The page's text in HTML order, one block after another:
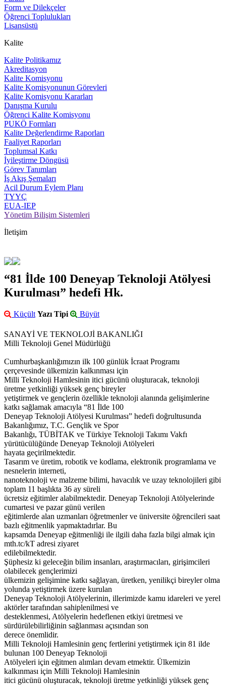
Form ve Dilekçeler
Öğrenci Toplulukları
Lisansüstü
Kalite
Kalite Politikamız
Akreditasyon
Kalite Komisyonu
Kalite Komisyonunun Görevleri
Kalite Komisyonu Kararları
Danışma Kurulu
Öğrenci Kalite Komisyonu
PUKÖ Formları
Kalite Değerlendirme Raporları
Faaliyet Raporları
Toplumsal Katkı
İyileştirme Döngüsü
Görev Tanımları
İş Akış Şemaları
Acil Durum Eylem Planı
TYYÇ
EUA-IEP
Yönetim Bilişim Sistemleri
İletişim
“81 İlde 100 Deneyap Teknoloji Atölyesi
Kurulması” hedefi Hk.
Küçült Yazı Tipi Büyüt
SANAYİ VE TEKNOLOJİ BAKANLIĞI
Milli Teknoloji Genel Müdürlüğü
Cumhurbaşkanlığımızın ilk 100 günlük İcraat Programı
çerçevesinde ülkemizin kalkınması için
Milli Teknoloji Hamlesinin itici gücünü oluşturacak, teknoloji
üretme yetkinliği yüksek genç bireyler
yetiştirmek ve gençlerin özellikle teknoloji alanında gelişimlerine
katkı sağlamak amacıyla “81 İlde 100
Deneyap Teknoloji Atölyesi Kurulması” hedefi doğrultusunda
Bakanlığımız, T.C. Gençlik ve Spor
Bakanlığı, TÜBİTAK ve Türkiye Teknoloji Takımı Vakfı
yürütücülüğünde Deneyap Teknoloji Atölyeleri
hayata geçirilmektedir.
Tasarım ve üretim, robotik ve kodlama, elektronik programlama ve
nesnelerin interneti,
nanoteknoloji ve malzeme bilimi, havacılık ve uzay teknolojileri gibi
toplam 11 başlıkta 36 ay süreli
ücretsiz eğitimler alabilmektedir. Deneyap Teknoloji Atölyelerinde
cumartesi ve pazar günü verilen
eğitimlerde alan uzmanları öğretmenler ve üniversite öğrencileri saat
bazlı eğitmenlik yapmaktadırlar. Bu
kapsamda Deneyap eğitmenliği ile ilgili daha fazla bilgi almak için
mth.tc/kT adresi ziyaret
edilebilmektedir.
Şüphesiz ki geleceğin bilim insanları, araştırmacıları, girişimcileri
olabilecek gençlerimizi
ülkemizin gelişimine katkı sağlayan, üretken, yenilikçi bireyler olma
yolunda yetiştirmek üzere kurulan
Deneyap Teknoloji Atölyelerinin, illerimizde kamu idareleri ve yerel
aktörler tarafından sahiplenilmesi ve
desteklenmesi, Atölyelerin hedeflenen etkiyi üretmesi ve
sürdürülebilirliğinin sağlanması açısından son
derece önemlidir.
Milli Teknoloji Hamlesinin genç fertlerini yetiştirmek için 81 ilde
bulunan 100 Deneyap Teknoloji
Atölyeleri için eğitmen alımları devam etmektir. Ülkemizin
kalkınması için Milli Teknoloji Hamlesinin
itici gücünü oluşturacak, teknoloji üretme yetkinliği yüksek genç